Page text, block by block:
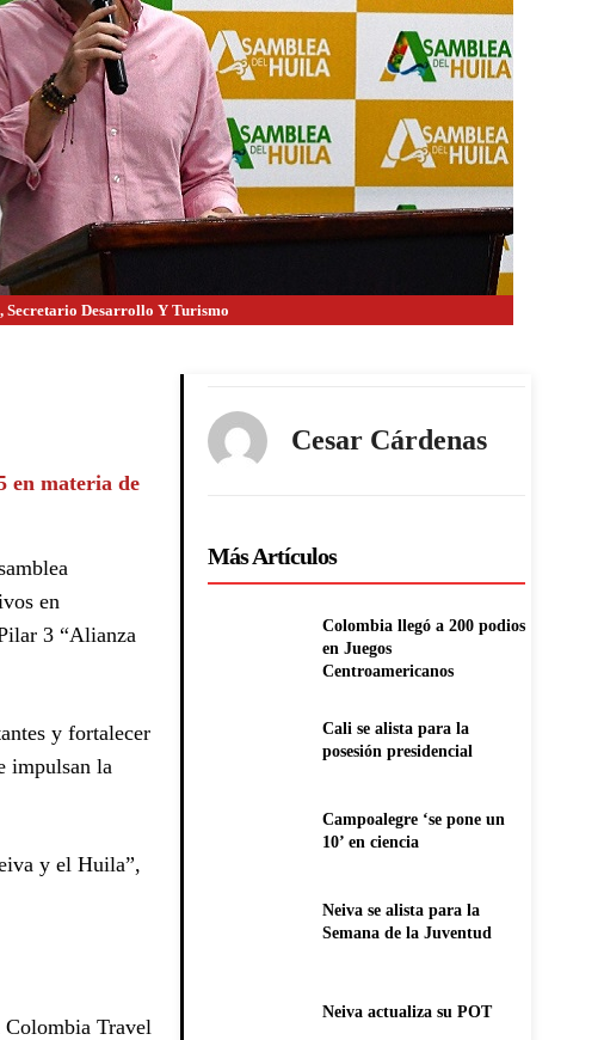
Secretario Desarrollo Y Turismo
en materia de
en
3 “Alianza
y fortalecer
impulsan la
y el Huila”,
Colombia Travel
Cesar Cárdenas
Más Artículos
Colombia llegó a 200 podios
en Juegos
Centroamericanos
Cali se alista para la
posesión presidencial
Campoalegre ‘se pone un
10’ en ciencia
Neiva se alista para la
Semana de la Juventud
Neiva actualiza su POT